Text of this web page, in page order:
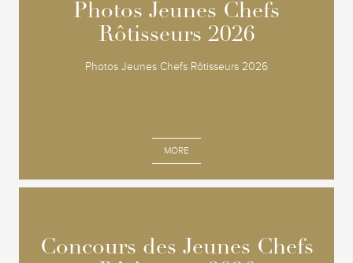
Photos Jeunes Chefs
Rôtisseurs 2026
Photos Jeunes Chefs Rôtisseurs 2026
MORE
Photos Jeunes Chefs
Rôtisseurs 2026
Concours des Jeunes Chefs
Concours des Jeunes Chefs